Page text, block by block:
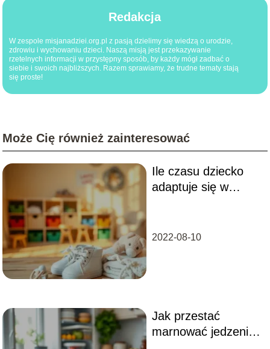
Redakcja
W zespole misjanadziei.org.pl z pasją dzielimy się wiedzą o urodzie,
zdrowiu i wychowaniu dzieci. Naszą misją jest przekazywanie
rzetelnych informacji w przystępny sposób, by każdy mógł zadbać o
siebie i swoich najbliższych. Razem sprawiamy, że trudne tematy stają
się proste!
Może Cię również zainteresować
Ile czasu dziecko
adaptuje się w
2022-08-10
Jak przestać
marnować jedzenie?